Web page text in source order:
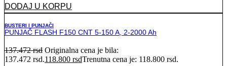
DODAJ U KORPU
BUSTERI I PUNJAČI
PUNJAČ FLASH F150 CNT 5-150 A, 2-2000 Ah
137.472rsd Originalna cena je bila:
137.472 rsd.118.800 rsdTrenutna cena je: 118.800 rsd.